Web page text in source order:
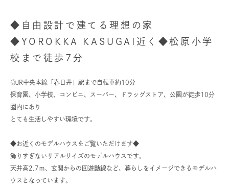
お問い合わせ
◆自由設計で建てる理想の家
◆YOROKKA KASUGAI近く◆松原小学
校まで徒歩7分
◎JR中央本線「春日井」駅まで自転車約10分
保育園、小学校、コンビニ、スーパー、ドラッグストア、公園が徒歩10分
圏内にあり
とても生活しやすい環境です。
◆お近くのモデルハウスをご覧いただけます◆
飾りすぎないリアルサイズのモデルハウスです。
天井高2.7ｍ、玄関からの回遊動線など、暮らしをイメージできるモデルハ
ウスとなっています。